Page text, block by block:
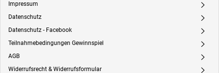
Impressum A
Datenschutz A
Datenschutz - Facebook A
Teilnahmebedingungen Gewinnspiel A
AGB A
Widerrufsrecht & Widerrufsformular A